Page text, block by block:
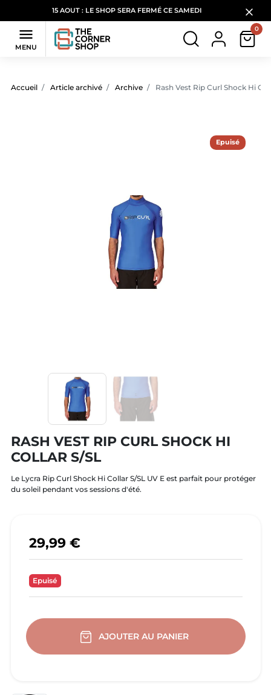
15 AOUT : LE SHOP SERA FERMÉ CE SAMEDI

MENU
0
Accueil Article archivé Archive Rash Vest Rip Curl Shock Hi
Epuisé
RASH VEST RIP CURL SHOCK HI
COLLAR S/SL
Le Lycra Rip Curl Shock Hi Collar S/SL UV E est parfait pour protéger
du soleil pendant vos sessions d'été.
29,99 €
Epuisé
AJOUTER AU PANIER